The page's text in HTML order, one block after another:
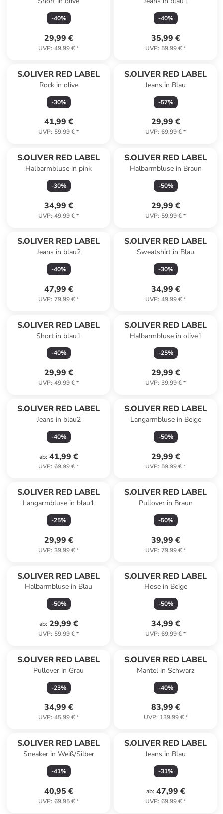
-40%
29,99 €
UVP: 49,99 €*
-40%
35,99 €
UVP: 59,99 €*
S.OLIVER RED LABEL
Rock in olive
-30%
41,99 €
UVP: 59,99 €*
S.OLIVER RED LABEL
Jeans in Blau
-57%
29,99 €
UVP: 69,99 €*
S.OLIVER RED LABEL
Halbarmbluse in pink
-30%
34,99 €
UVP: 49,99 €*
S.OLIVER RED LABEL
Halbarmbluse in Braun
-50%
29,99 €
UVP: 59,99 €*
S.OLIVER RED LABEL
Jeans in blau2
-40%
47,99 €
UVP: 79,99 €*
S.OLIVER RED LABEL
Sweatshirt in Blau
-30%
34,99 €
UVP: 49,99 €*
S.OLIVER RED LABEL
Short in blau1
-40%
29,99 €
UVP: 49,99 €*
S.OLIVER RED LABEL
Halbarmbluse in olive1
-25%
29,99 €
UVP: 39,99 €*
S.OLIVER RED LABEL
Jeans in blau2
-40%
ab: 41,99 €
UVP: 69,99 €*
S.OLIVER RED LABEL
Langarmbluse in Beige
-50%
29,99 €
UVP: 59,99 €*
S.OLIVER RED LABEL
Langarmbluse in blau1
-25%
29,99 €
UVP: 39,99 €*
S.OLIVER RED LABEL
Pullover in Braun
-50%
39,99 €
UVP: 79,99 €*
S.OLIVER RED LABEL
Halbarmbluse in Blau
-50%
ab: 29,99 €
UVP: 59,99 €*
S.OLIVER RED LABEL
Hose in Beige
-50%
34,99 €
UVP: 69,99 €*
S.OLIVER RED LABEL
Pullover in Grau
-23%
34,99 €
UVP: 45,99 €*
S.OLIVER RED LABEL
Mantel in Schwarz
-40%
83,99 €
UVP: 139,99 €*
S.OLIVER RED LABEL
Sneaker in Weiß/Silber
-41%
40,95 €
UVP: 69,95 €*
S.OLIVER RED LABEL
Jeans in Blau
-31%
ab: 47,99 €
UVP: 69,99 €*